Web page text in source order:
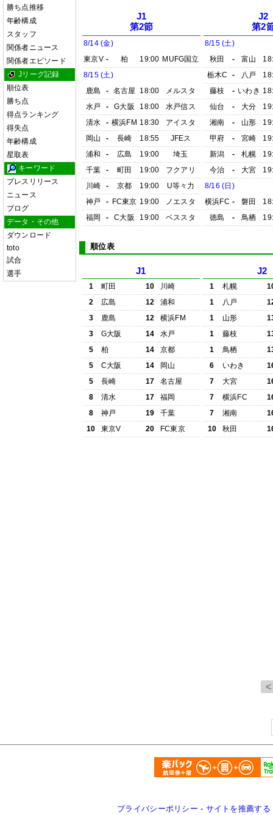
勝ち点推移
年齢構成
スタッフ
関係者ニュース
関係者エピソード
Jリーグ記録
順位表
勝ち点
得点ランキング
得失点
年齢構成
星取表
キーワード
プレスリリース
ニュース
ブログ
データ・その他
ダウンロード
toto
試合
選手
J1
第2節
8/14 (金)
東京V - 柏 19:00 MUFG国立
8/15 (土)
鹿島
- 名古屋 18:00
メルスタ
水戸
- G大阪 18:00
水戸信ス
清水
- 横浜FM 18:30
アイスタ
岡山
- 長崎 18:55
JFEス
浦和
- 広島 19:00
埼玉
千葉
- 町田 19:00
フクアリ
川崎
- 京都 19:00
U等々力
神戸
- FC東京 19:00
ノエスタ
福岡
- C大阪 19:00 ベススタ
J2
第2
8/15 (土)
秋田
- 富山
栃木C
- 八戸
藤枝
- いわき
仙台
- 大分
湘南
- 山形
甲府
- 宮崎
新潟
- 札幌
今治
- 大宮
8/16 (日)
横浜FC - 磐田
徳島
- 鳥栖
順位表
J1
1 町田 10
川崎
2
広島 12
浦和
3
鹿島 12
横浜FM
3
G大阪 14
水戸
5
柏 14
京都
5
C大阪 14
岡山
5
長崎 17
名古屋
8
清水 17
福岡
8
神戸 19
千葉
10
東京V 20 FC東京
J2
1 札幌
1
八戸
1
山形
1
藤枝
1
鳥栖
6
いわき
7
大宮
7
横浜FC
7
湘南
10
秋田
プライバシーポリシー - サイトを推薦する